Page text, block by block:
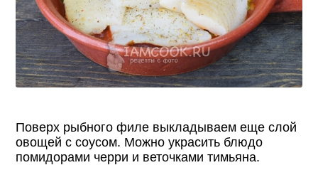
Поверх рыбного филе выкладываем еще слой
овощей с соусом. Можно украсить блюдо
помидорами черри и веточками тимьяна.